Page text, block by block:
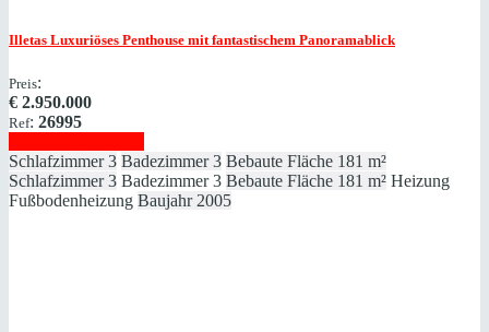
Illetas Luxuriöses Penthouse mit fantastischem Panoramablick
Preis:
€ 2.950.000
Ref: 26995
Schlafzimmer 3 Badezimmer 3 Bebaute Fläche 181 m²
Schlafzimmer 3 Badezimmer 3 Bebaute Fläche 181 m² Heizung
Fußbodenheizung Baujahr 2005